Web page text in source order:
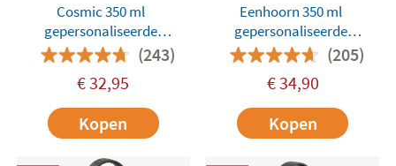
Cosmic 350 ml
gepersonaliseerde
Runbott-thermosfles
(243)
€32,95
Kopen
Eenhoorn 350 ml
gepersonaliseerde
Runbott-thermosfles
(205)
€34,90
Kopen